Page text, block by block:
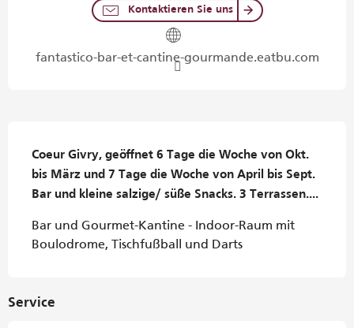
Kontaktieren Sie uns
fantastico-bar-et-cantine-gourmande.eatbu.com
Coeur Givry, geöffnet 6 Tage die Woche von Okt.
bis März und 7 Tage die Woche von April bis Sept.
Bar und kleine salzige/ süße Snacks. 3 Terrassen....
Bar und Gourmet-Kantine - Indoor-Raum mit
Boulodrome, Tischfußball und Darts
Service